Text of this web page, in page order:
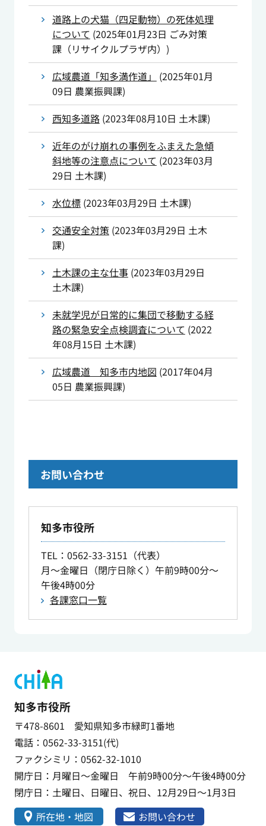
道路上の犬猫（四足動物）の死体処理
について (2025年01月23日 ごみ対策
課（リサイクルプラザ内） )
広域農道「知多満作道」
(2025年01月
09日 農業振興課)
西知多道路(2023年08月10日 土木課)
近年のがけ崩れの事例をふまえた急傾
斜地等の注意点について (2023年03月
29日 土木課)
水位標(2023年03月29日 土木課)
交通安全対策(2023年03月29日 土木
課)
土木課の主な仕事(2023年03月29日
土木課)
未就学児が日常的に集団で移動する経
路の緊急安全点検調査について (2022
年08月15日 土木課)
広域農道 知多市内地図 (2017年04月
05日 農業振興課)
お問い合わせ
知多市役所
TEL：0562-33-3151（代表）
月～金曜日（閉庁日除く）午前9時00分～
午後4時00分
各課窓口一覧
知多市役所
〒478-8601 愛知県知多市緑町1番地
電話：0562-33-3151(代)
ファクシミリ：0562-32-1010
開庁日：月曜日～金曜日 午前9時00分～午後4時00分
閉庁日：土曜日、日曜日、祝日、12月29日～1月3日
所在地・地図
お問い合わせ